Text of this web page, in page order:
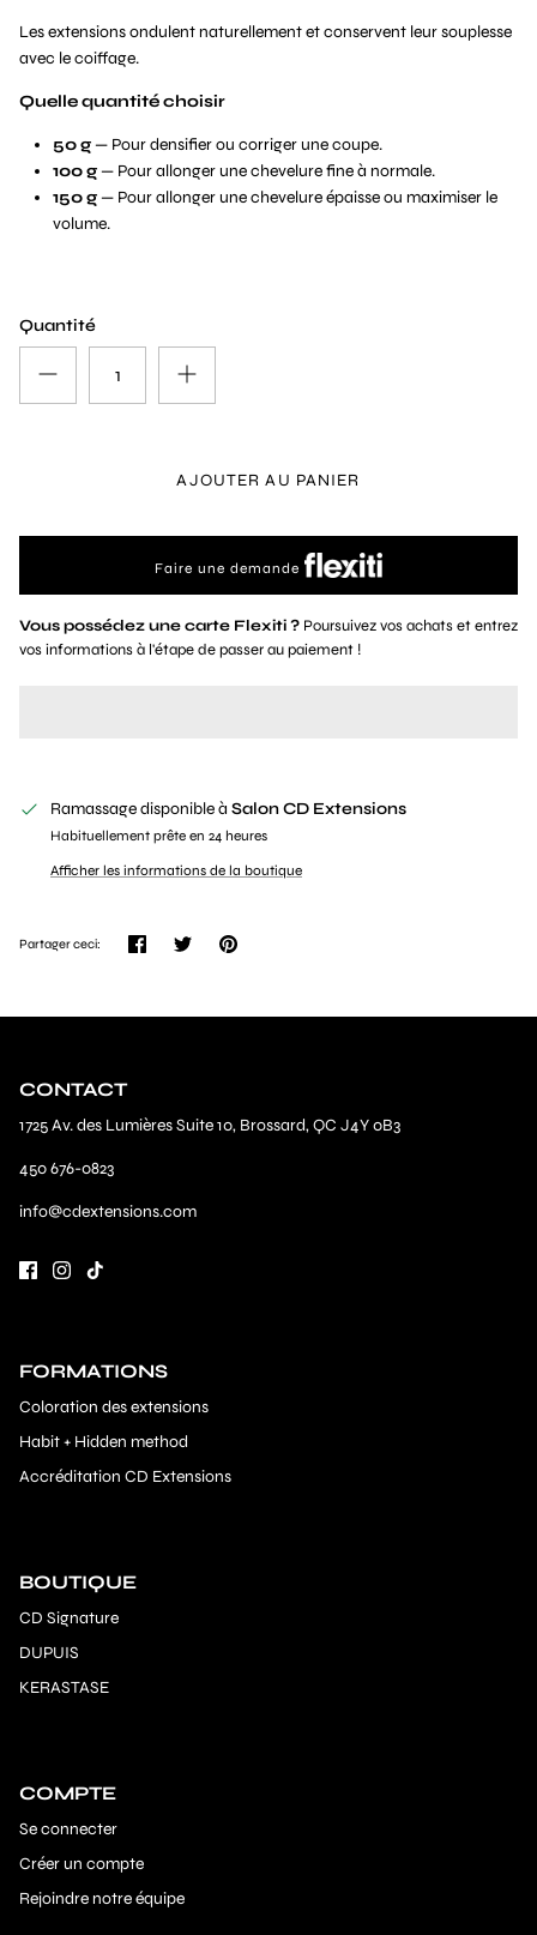
Les extensions ondulent naturellement et conservent leur souplesse
avec le coiffage.
Quelle quantité choisir
50 g— Pour densifier ou corriger une coupe.
100 g— Pour allonger une chevelure fine à normale.
150 g— Pour allonger une chevelure épaisse ou maximiser le
volume.
Quantité
AJOUTER AU PANIER
Faire une demande
Vous possédez une carte Flexiti ? Poursuivez vos achats et entrez
vos informations à l'étape de passer au paiement !
Ramassage disponible à Salon CD Extensions
Habituellement prête en 24 heures
Afficher les informations de la boutique
Partager ceci: PartagerTweeterÉpingler
CONTACT
1725 Av. des Lumières Suite 10, Brossard, QC J4Y 0B3
450 676-0823
info@cdextensions.com
FORMATIONS
Coloration des extensions
Habit + Hidden method
Accréditation CD Extensions
BOUTIQUE
CD Signature
DUPUIS
KERASTASE
COMPTE
Se connecter
Créer un compte
Rejoindre notre équipe